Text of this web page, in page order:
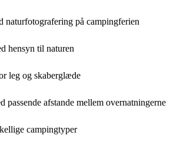
naturfotografering på campingferien
hensyn til naturen
leg og skaberglæde
afstande mellem overnatningerne
campingtyper